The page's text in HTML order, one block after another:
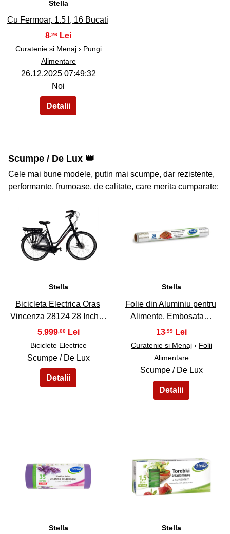
Stella
Cu Fermoar, 1.5 l, 16 Bucati
8,26
Curatenie si Menaj› Pungi
Alimentare
26.12.2025 07:49:32
Noi
Scumpe / De Lux 👑
Cele mai bune modele, putin mai scumpe, dar rezistente,
performante, frumoase, de calitate, care merita cumparate:
41
Stella
Bicicleta Electrica Oras
Vincenza 28124 28 Inch…
5.999,00
Biciclete Electrice
Scumpe / De Lux
42
Stella
Folie din Aluminiu pentru
Alimente, Embosata…
13 ,99
Curatenie si Menaj› Folii
Alimentare
Scumpe / De Lux
43
Stella
44
Stella